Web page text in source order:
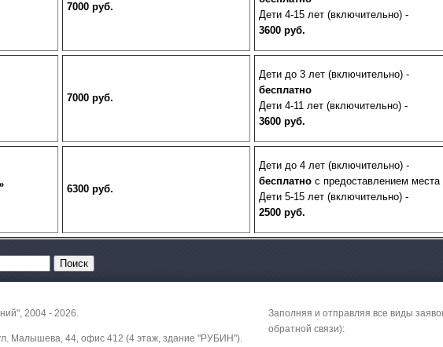
№1
В. Устюг -
№2В. Устюг -
7000 руб.
Дети 4-15 лет (включительно) -
3600 руб.
7000 руб.
Дети до 3 лет (включительно) -
бесплатно
Дети 4-11 лет (включительно) -
3600 руб.
6300 руб.
Дети до 4 лет (включительно) -
бесплатно с предоставлением места
Дети 5-15 лет (включительно) -
2500 руб.
2004 - 2026.
ул. Малышева, 44, офис 412 (4 этаж, здание "РУБИН").
Заполняя и отправляя все виды
обратной связи):